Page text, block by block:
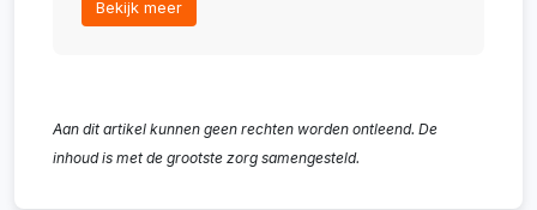
Bekijk meer
Aan dit artikel kunnen geen rechten worden ontleend. De
inhoud is met de grootste zorg samengesteld.